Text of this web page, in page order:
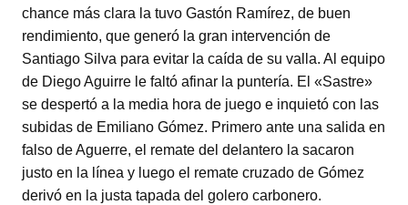
chance más clara la tuvo Gastón Ramírez, de buen
rendimiento, que generó la gran intervención de
Santiago Silva para evitar la caída de su valla. Al equipo
de Diego Aguirre le faltó afinar la puntería. El «Sastre»
se despertó a la media hora de juego e inquietó con las
subidas de Emiliano Gómez. Primero ante una salida en
falso de Aguerre, el remate del delantero la sacaron
justo en la línea y luego el remate cruzado de Gómez
derivó en la justa tapada del golero carbonero.